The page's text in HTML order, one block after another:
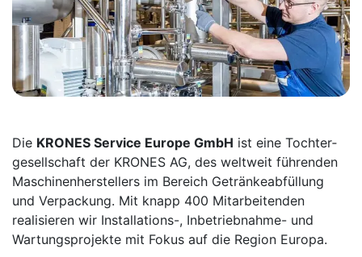
Die KRONES Service Europe GmbH ist eine Tochter­
gesellschaft der KRONES AG, des weltweit führenden
Maschinen­herstellers im Bereich Getränke­abfüllung
und Verpackung. Mit knapp 400 Mitarbei­tenden
realisieren wir Installations-, Inbetrieb­nahme- und
Wartungs­projekte mit Fokus auf die Region Europa.